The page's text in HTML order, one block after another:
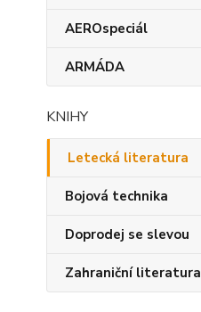
AEROspeciál
ARMÁDA
KNIHY
Letecká literatura
Bojová technika
Doprodej se slevou
Zahraniční literatura